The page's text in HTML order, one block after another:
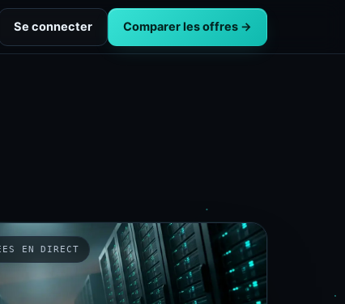
Se connecter Comparer les offres →
EN DIRECT